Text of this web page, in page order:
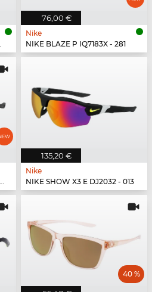
76,00 €
Nike
NIKE BLAZE P IQ7183X - 281
135,20 €
Nike
NIKE SHOW X3 E DJ2032 - 013
40 %